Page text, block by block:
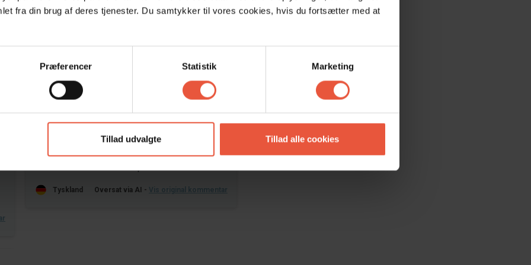
fra din brug af deres tjenester. Du samtykker til vores cookies, hvis du fortsætter med at
Præferencer Statistik Marketing
Tillad udvalgte Tillad alle cookies
4,1
4,6
Ekstremt smukt hus ... super
Tyskland Oversat via AI - Vis original kommentar